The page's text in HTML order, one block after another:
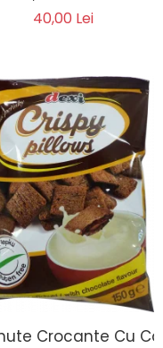
40,00 Lei
Crocante Cu